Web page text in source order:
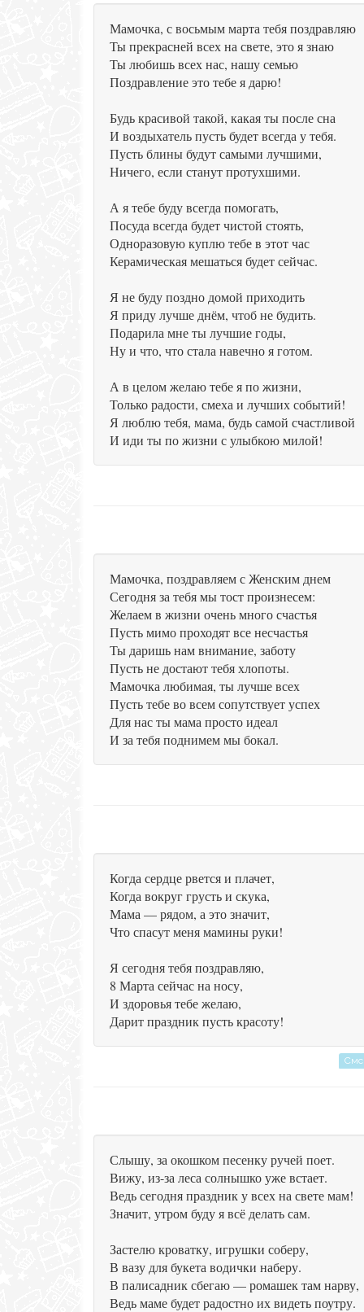
Мамочка, с восьмым марта тебя поздравляю
Ты прекрасней всех на свете, это я знаю
Ты любишь всех нас, нашу семью
Поздравление это тебе я дарю!
Будь красивой такой, какая ты после сна
И воздыхатель пусть будет всегда у тебя.
Пусть блины будут самыми лучшими,
Ничего, если станут протухшими.
А я тебе буду всегда помогать,
Посуда всегда будет чистой стоять,
Одноразовую куплю тебе в этот час
Керамическая мешаться будет сейчас.
Я не буду поздно домой приходить
Я приду лучше днём, чтоб не будить.
Подарила мне ты лучшие годы,
Ну и что, что стала навечно я готом.
А в целом желаю тебе я по жизни,
Только радости, смеха и лучших событий!
Я люблю тебя, мама, будь самой счастливой
И иди ты по жизни с улыбкою милой!
Мамочка, поздравляем с Женским днем
Сегодня за тебя мы тост произнесем:
Желаем в жизни очень много счастья
Пусть мимо проходят все несчастья
Ты даришь нам внимание, заботу
Пусть не достают тебя хлопоты.
Мамочка любимая, ты лучше всех
Пусть тебе во всем сопутствует успех
Для нас ты мама просто идеал
И за тебя поднимем мы бокал.
Когда сердце рвется и плачет,
Когда вокруг грусть и скука,
Мама — рядом, а это значит,
Что спасут меня мамины руки!
Я сегодня тебя поздравляю,
8 Марта сейчас на носу,
И здоровья тебе желаю,
Дарит праздник пусть красоту!
Смс
Слышу, за окошком песенку ручей поет.
Вижу, из-за леса солнышко уже встает.
Ведь сегодня праздник у всех на свете мам!
Значит, утром буду я всё делать сам.
Застелю кроватку, игрушки соберу,
В вазу для букета водички наберу.
В палисадник сбегаю — ромашек там нарву,
Ведь маме будет радостно их видеть поутру.